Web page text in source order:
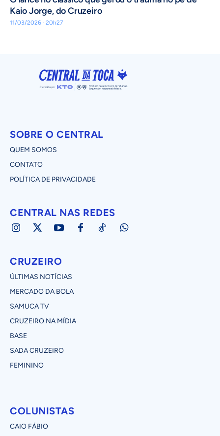
Kaio Jorge, do Cruzeiro
11/03/2026 · 20h27
SOBRE O CENTRAL
QUEM SOMOS
CONTATO
POLÍTICA DE PRIVACIDADE
CENTRAL NAS REDES
CRUZEIRO
ÚLTIMAS NOTÍCIAS
MERCADO DA BOLA
SAMUCA TV
CRUZEIRO NA MÍDIA
BASE
SADA CRUZEIRO
FEMININO
COLUNISTAS
CAIO FÁBIO